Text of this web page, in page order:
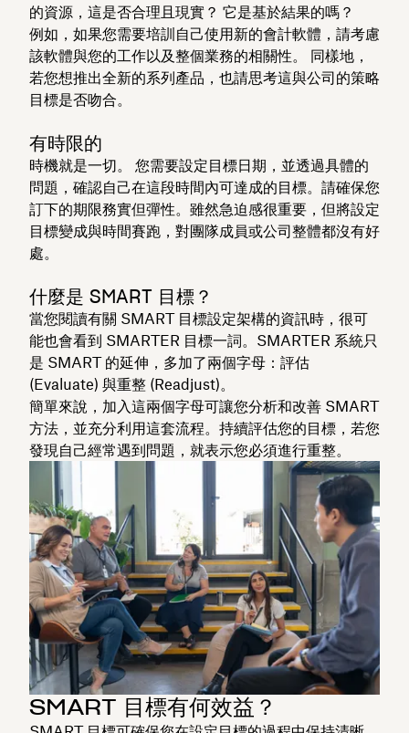
的資源，這是否合理且現實？ 它是基於結果的嗎？
例如，如果您需要培訓自己使用新的會計軟體，請考慮
該軟體與您的工作以及整個業務的相關性。 同樣地，
若您想推出全新的系列產品，也請思考這與公司的策略
目標是否吻合。
有時限的
時機就是一切。 您需要設定目標日期，並透過具體的
問題，確認自己在這段時間內可達成的目標。請確保您
訂下的期限務實但彈性。雖然急迫感很重要，但將設定
目標變成與時間賽跑，對團隊成員或公司整體都沒有好
處。
什麼是 SMART 目標？
當您閱讀有關 SMART 目標設定架構的資訊時，很可
能也會看到 SMARTER 目標一詞。SMARTER 系統只
是 SMART 的延伸，多加了兩個字母：評估
(Evaluate) 與重整 (Readjust)。
簡單來說，加入這兩個字母可讓您分析和改善 SMART
方法，並充分利用這套流程。持續評估您的目標，若您
發現自己經常遇到問題，就表示您必須進行重整。
SMART 目標有何效益？